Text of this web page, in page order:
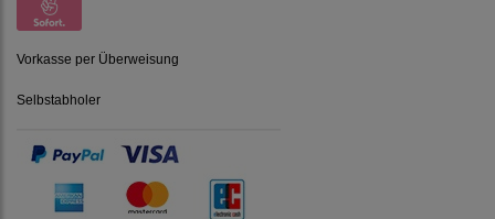
Vorkasse per Überweisung
Selbstabholer